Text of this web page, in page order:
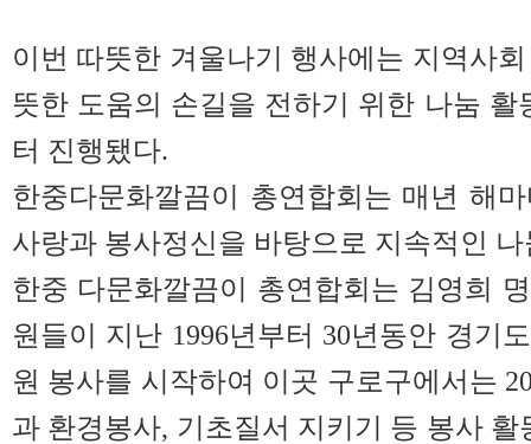
이번 따뜻한 겨울나기 행사에는 지역사
뜻한 도움의 손길을 전하기 위한 나눔 활
터 진행됐다.
한중다문화깔끔이 총연합회는 매년 해
사랑과 봉사정신을 바탕으로 지속적인
한중 다문화깔끔이 총연합회는 김영희
원들이 지난 1996년부터 30년동안 경기
원 봉사를 시작하여 이곳 구로구에서는
과 환경봉사, 기초질서 지키기 등 봉사